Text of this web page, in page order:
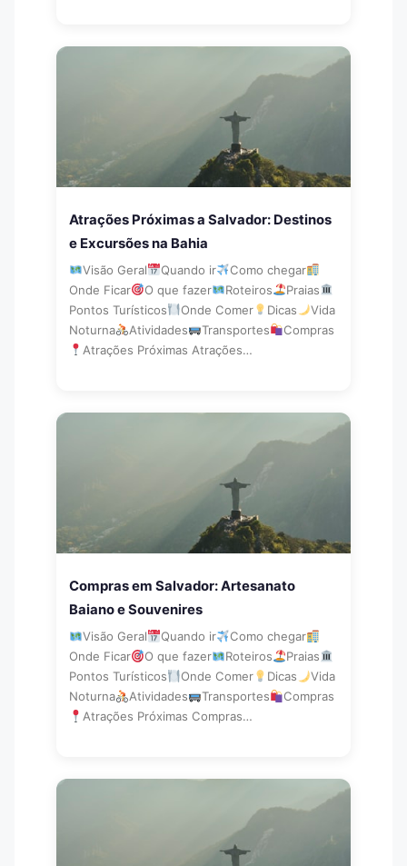
Atrações Próximas a Salvador: Destinos
e Excursões na Bahia
Visão Geral Quando ir
Como chegar
Onde Ficar
O que fazer Roteiros
Praias
Pontos Turísticos
Onde Comer Dicas
Vida
Noturna
Atividades Transportes
Compras
Atrações Próximas Atrações…
Compras em Salvador: Artesanato
Baiano e Souvenires
Visão Geral Quando ir
Como chegar
Onde Ficar
O que fazer Roteiros
Praias
Pontos Turísticos
Onde Comer Dicas
Vida
Noturna
Atividades Transportes
Compras
Atrações Próximas Compras…